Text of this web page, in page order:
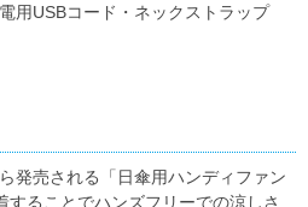
用USBコード・ネックストラップ
発売される「日傘用ハンディファン
ることでハンズフリーでの涼しさ